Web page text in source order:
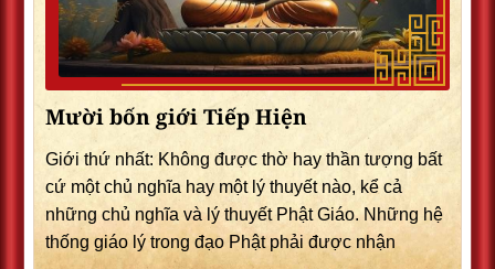
Mười bốn giới Tiếp Hiện
Giới thứ nhất: Không được thờ hay thần tượng bất
cứ một chủ nghĩa hay một lý thuyết nào, kể cả
những chủ nghĩa và lý thuyết Phật Giáo. Những hệ
thống giáo lý trong đạo Phật phải được nhận